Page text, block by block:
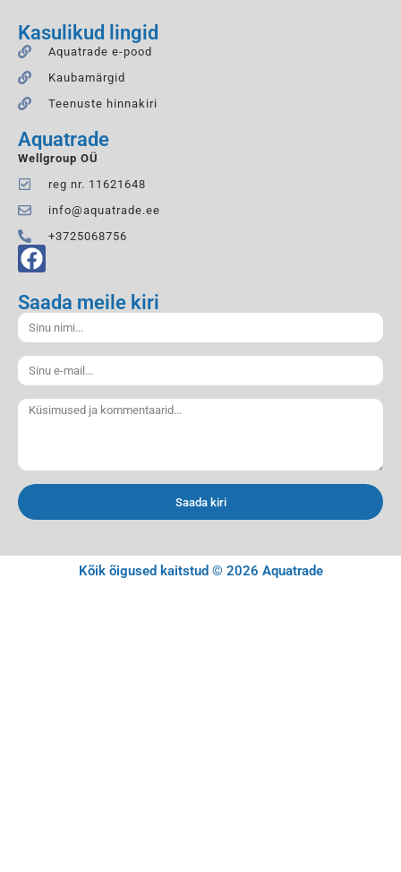
Kasulikud lingid
Aquatrade e-pood
Kaubamärgid
Teenuste hinnakiri
Aquatrade
Wellgroup OÜ
reg nr. 11621648
info@aquatrade.ee
+3725068756
Saada meile kiri
Saada kiri
Kõik õigused kaitstud © 2026 Aquatrade